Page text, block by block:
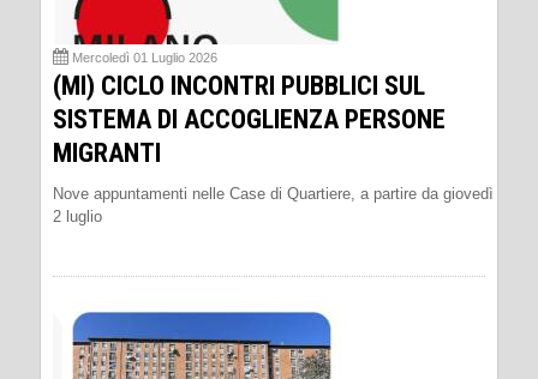
Mercoledì 01 Luglio 2026
(MI) CICLO INCONTRI PUBBLICI SUL
SISTEMA DI ACCOGLIENZA PERSONE
MIGRANTI
Nove appuntamenti nelle Case di Quartiere, a partire da giovedì
2 luglio